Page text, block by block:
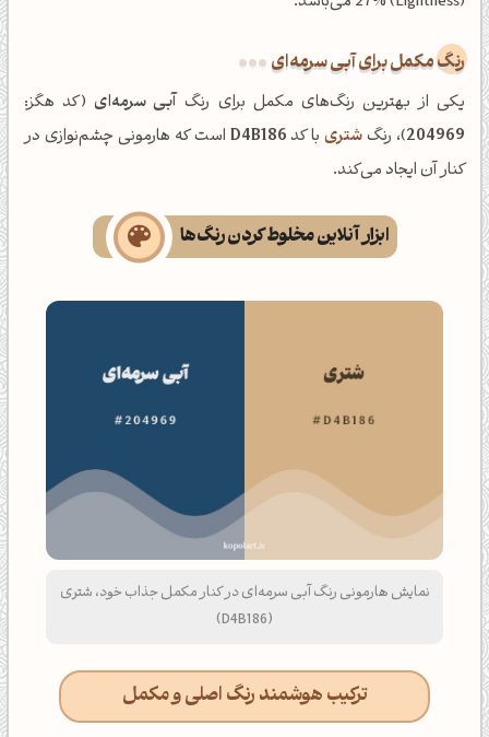
رنگ مکمل برای آبی سرمه‌ای
یکی از بهترین رنگ‌های مکمل برای رنگ آبی سرمه‌ای(کد هگز:
204969)، رنگشتریبا کدD4B186 است که هارمونی چشم‌نوازی در
کنار آن ایجاد می‌کند.
ابزار آنلاین مخلوط کردن رنگ‌ها
نمایش هارمونی رنگ آبی سرمه‌ای در کنار مکمل جذاب خود، شتری
(D4B186)
ترکیب هوشمند رنگ اصلی و مکمل